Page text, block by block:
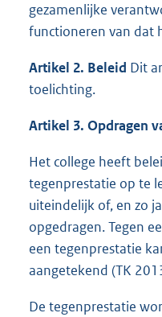
gezamenlijke
functioneren van dat
Artikel 2. Beleid Dit
toelichting.
Artikel 3. Opdragen
Het college heeft
tegenprestatie op te
uiteindelijk of, en zo
opgedragen. Tegen
een tegenprestatie
aangetekend (TK
De tegenprestatie